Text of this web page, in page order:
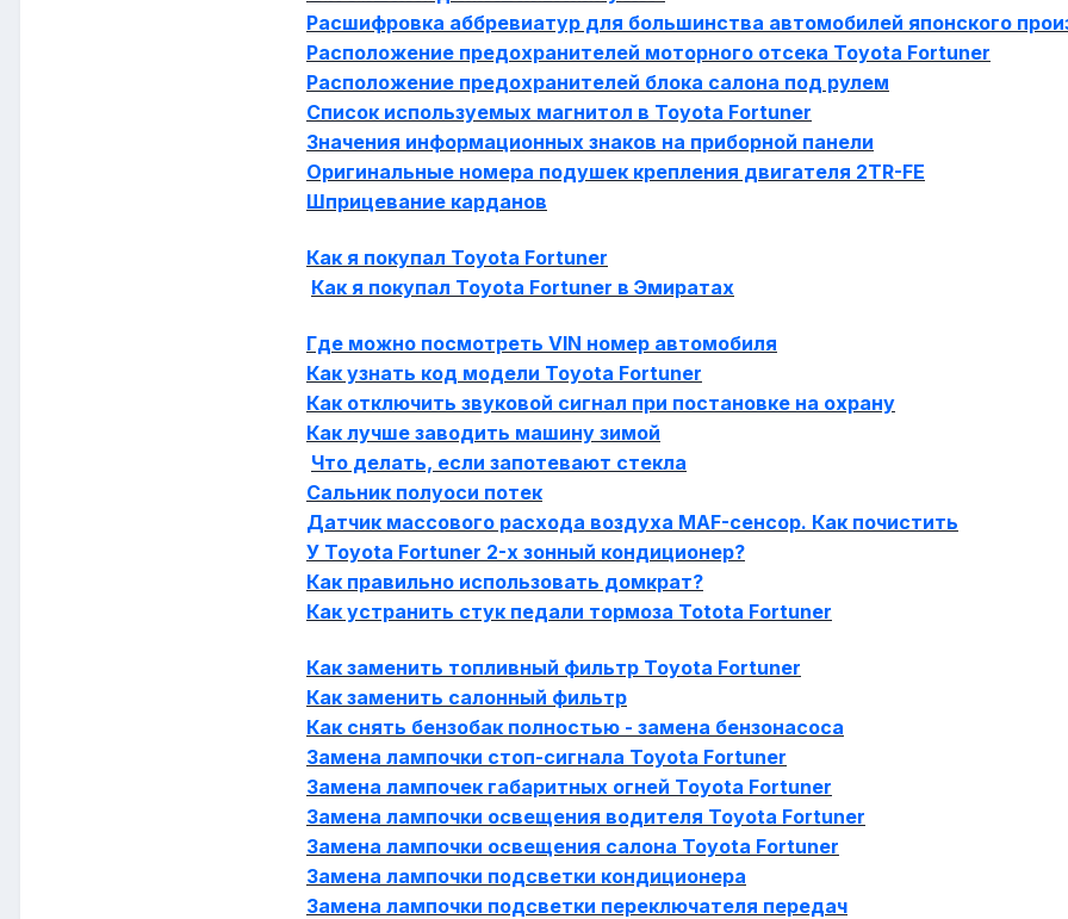
Расшифровка аббревиатур для большинства автомобилей японского
Расположение предохранителей моторного отсека Toyota Fortuner
Расположение предохранителей блока салона под рулем
Список используемых магнитол в Toyota Fortuner
Значения информационных знаков на приборной панели
Оригинальные номера подушек крепления двигателя 2TR-FE
Шприцевание карданов
Как я покупал Toyota Fortuner
Как я покупал Toyota Fortuner в Эмиратах
Где можно посмотреть VIN номер автомобиля
Как узнать код модели Toyota Fortuner
Как отключить звуковой сигнал при постановке на охрану
Как лучше заводить машину зимой
Что делать, если запотевают стекла
Сальник полуоси потек
Датчик массового расхода воздуха MAF-сенсор. Как почистить
У Toyota Fortuner 2-х зонный кондиционер?
Как правильно использовать домкрат?
Как устранить стук педали тормоза Totota Fortuner
Как заменить топливный фильтр Toyota Fortuner
Как заменить салонный фильтр
Как снять бензобак полностью - замена бензонасоса
Замена лампочки стоп-сигнала Toyota Fortuner
Замена лампочек габаритных огней Toyota Fortuner
Замена лампочки освещения водителя Toyota Fortuner
Замена лампочки освещения салона Toyota Fortuner
Замена лампочки подсветки кондиционера
Замена лампочки подсветки переключателя передач